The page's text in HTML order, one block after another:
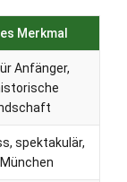
Merkmal
Anfänger,
spektakulär,